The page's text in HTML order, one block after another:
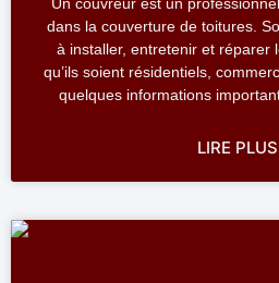
Un couvreur est un
dans la couverture de toitures.
à installer, entretenir et réparer
qu’ils soient résidentiels,
quelques informations
LIRE